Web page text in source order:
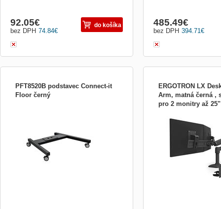
74.84€
bez DPH
92.05€ do košíka
394.71€
bez DPH
485.49€
PFT8520B podstavec Connect-it
Floor černý
rámci systému Connect-it Floor můžeme z
několika základních komponent sestavit
libovolná řešen...
ERGOTRON LX
Arm, matná černá ,
pro 2 monitry až 25"
matná černá , stolní
až 25&quot;